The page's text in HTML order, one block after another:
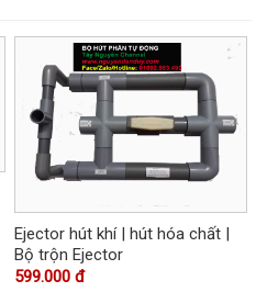
Ejector hút khí | hút hóa chất |
Bộ trộn Ejector
599.000 đ